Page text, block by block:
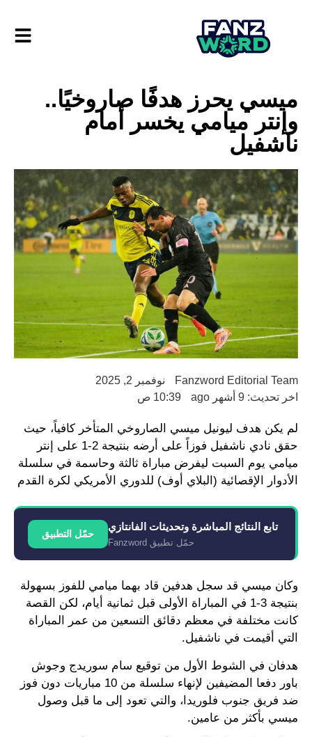
ميسي يحرز هدفًا صاروخيًا..
وإنتر ميامي يخسر أمام
ناشفيل
Fanzword Editorial Team
نوفمبر 2, 2025
اخر تحديث: 9 أشهر ago
10:39 ص
لم يكن هدف ليونيل ميسي الصاروخي المتأخر كافياً، حيث
حقق نادي ناشفيل فوزاً على أرضه بنتيجة 2-1 على إنتر
ميامي يوم السبت ليفرض مباراة ثالثة وحاسمة في سلسلة
الأدوار الإقصائية (البلاي أوف) للدوري الأمريكي لكرة القدم
تابع النتائج المباشرة وتحديثات الفانتازي
حمّل تطبيق Fanzword
حمّل التطبيق
وكان ميسي قد سجل هدفين قاد بهما ميامي للفوز بسهولة
بنتيجة 3-1 في المباراة الأولى قبل ثمانية أيام، لكن القصة
كانت مختلفة في معظم دقائق التسعين من عمر المباراة
التي أقيمت في ناشفيل.
هدفان في الشوط الأول من توقيع سام سوريدج وجوش
باور دفعا المضيفين لإنهاء سلسلة من 10 مباريات دون فوز
ضد فريق جنوب فلوريدا، والتي تعود إلى ما قبل وصول
ميسي بأكثر من عامين.